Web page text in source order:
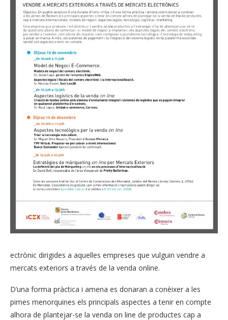
ectrònic dirigides a aquelles empreses que vulguin vendre a
mercats exteriors a través de la venda online.
D’una forma pràctica i amena es donaran a conèixer a les
pimes menorquines els principals aspectes a tenir en compte
alhora de plantejar-se la venda on line de productes cap a